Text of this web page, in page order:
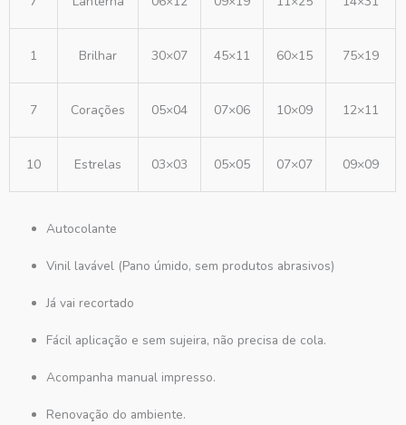
1 Brilhar 30×07 45×11 60×15 75×19
7 Corações 05×04 07×06 10×09 12×11
10 Estrelas 03×03 05×05 07×07 09×09
Autocolante
Vinil lavável (Pano úmido, sem produtos abrasivos)
Já vai recortado
Fácil aplicação e sem sujeira, não precisa de cola.
Acompanha manual impresso.
Renovação do ambiente.